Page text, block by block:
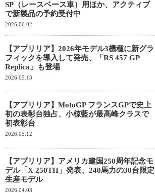
SP（レースベース車）用ほか、アクティブ
で新製品の予約受付中
2026.06.02
【アプリリア】2026年モデル3機種に新グラ
フィックを導入して発売、「RS 457 GP
Replica」も登場
2026.05.13
【アプリリア】MotoGP フランスGPで史上
初の表彰台独占、小椋藍が最高峰クラスで
初表彰台
2026.05.12
【アプリリア】アメリカ建国250周年記念モ
デル「X 250TH」発表、240馬力の30台限定
生産モデル
2026.04.03